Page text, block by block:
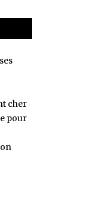
cher
pour